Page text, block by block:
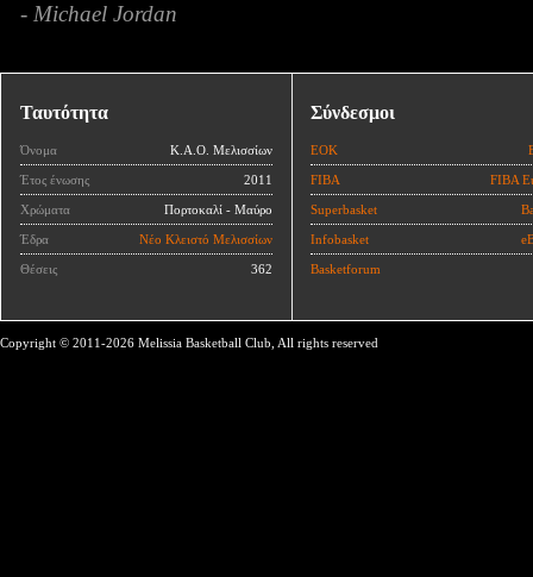
- Michael Jordan
Ταυτότητα
Όνομα Κ.Α.Ο. Μελισσίων
Έτος ένωσης 2011
Χρώματα Πορτοκαλί - Μαύρο
Έδρα Νέο Κλειστό Μελισσίων
Θέσεις 362
Σύνδεσμοι
ΕΟΚ
FIBA FIBA
Superbasket
Infobasket
Basketforum
Copyright © 2011-2026 Melissia Basketball Club, All rights reserved